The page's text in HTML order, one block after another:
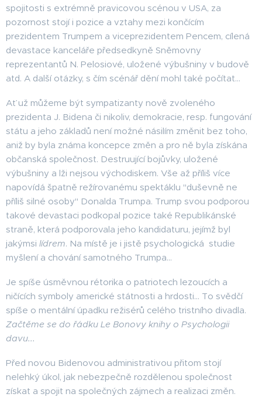
spojitosti s extrémně pravicovou scénou v USA, za
pozornost stojí i pozice a vztahy mezi končícím
prezidentem Trumpem a viceprezidentem Pencem, cílená
devastace kanceláře předsedkyně Sněmovny
reprezentantů N. Pelosiové, uložené výbušniny v budově
atd. A další otázky, s čím scénář dění mohl také počítat...
Ať už můžeme být sympatizanty nově zvoleného
prezidenta J. Bidena či nikoliv, demokracie, resp. fungování
státu a jeho základů není možné násilím změnit bez toho,
aniž by byla známa koncepce změn a pro ně byla získána
občanská společnost. Destruující bojůvky, uložené
výbušniny a lži nejsou východiskem. Vše až příliš více
napovídá špatně režírovanému spektáklu "duševně ne
příliš silné osoby" Donalda Trumpa. Trump svou podporou
takové devastaci podkopal pozice také Republikánské
straně, která podporovala jeho kandidaturu, jejímž byl
jakýmsi lídrem. Na místě je i jistě psychologická studie
myšlení a chování samotného Trumpa...
Je spíše úsměvnou rétorika o patriotech lezoucích a
ničících symboly americké státnosti a hrdosti... To svědčí
spíše o mentální úpadku režisérů celého tristního divadla.
Začtěme se do řádku Le Bonovy knihy o Psychologii
davu...
Před novou Bidenovou administrativou přitom stojí
nelehký úkol, jak nebezpečně rozdělenou společnost
získat a spojit na společných zájmech a realizaci změn.